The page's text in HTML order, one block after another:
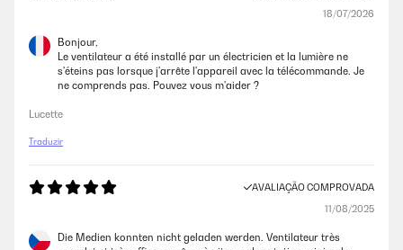
18/07/2026
Bonjour,
Le ventilateur a été installé par un électricien et la lumière ne
s'éteins pas lorsque j'arrête l'appareil avec la télécommande. Je
ne comprends pas. Pouvez vous m'aider ?
Lucette
Traduzir
AVALIAÇÃO COMPROVADA
11/08/2025
Die Medien konnten nicht geladen werden. Ventilateur très